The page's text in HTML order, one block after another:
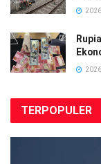
TERPOPULER